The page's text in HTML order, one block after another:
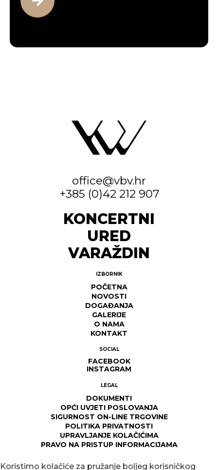
office@vbv.hr
+385 (0)42 212 907
KONCERTNI
URED
VARAŽDIN
IZBORNIK
POČETNA
NOVOSTI
DOGAĐANJA
GALERIJE
O NAMA
KONTAKT
SOCIAL
FACEBOOK
INSTAGRAM
LEGAL
DOKUMENTI
OPĆI UVJETI POSLOVANJA
SIGURNOST ON-LINE TRGOVINE
POLITIKA PRIVATNOSTI
UPRAVLJANJE KOLAČIĆIMA
PRAVO NA PRISTUP INFORMACIJAMA
Koristimo kolačiće za pružanje boljeg korisničkog